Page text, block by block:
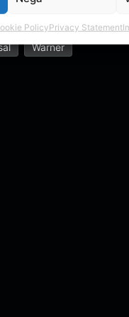
PolicyPrivacy Statement
Warner